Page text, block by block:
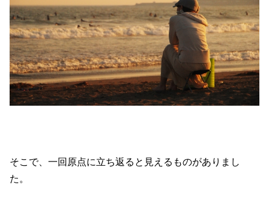
そこで、一回原点に立ち返ると見えるものがありまし
た。